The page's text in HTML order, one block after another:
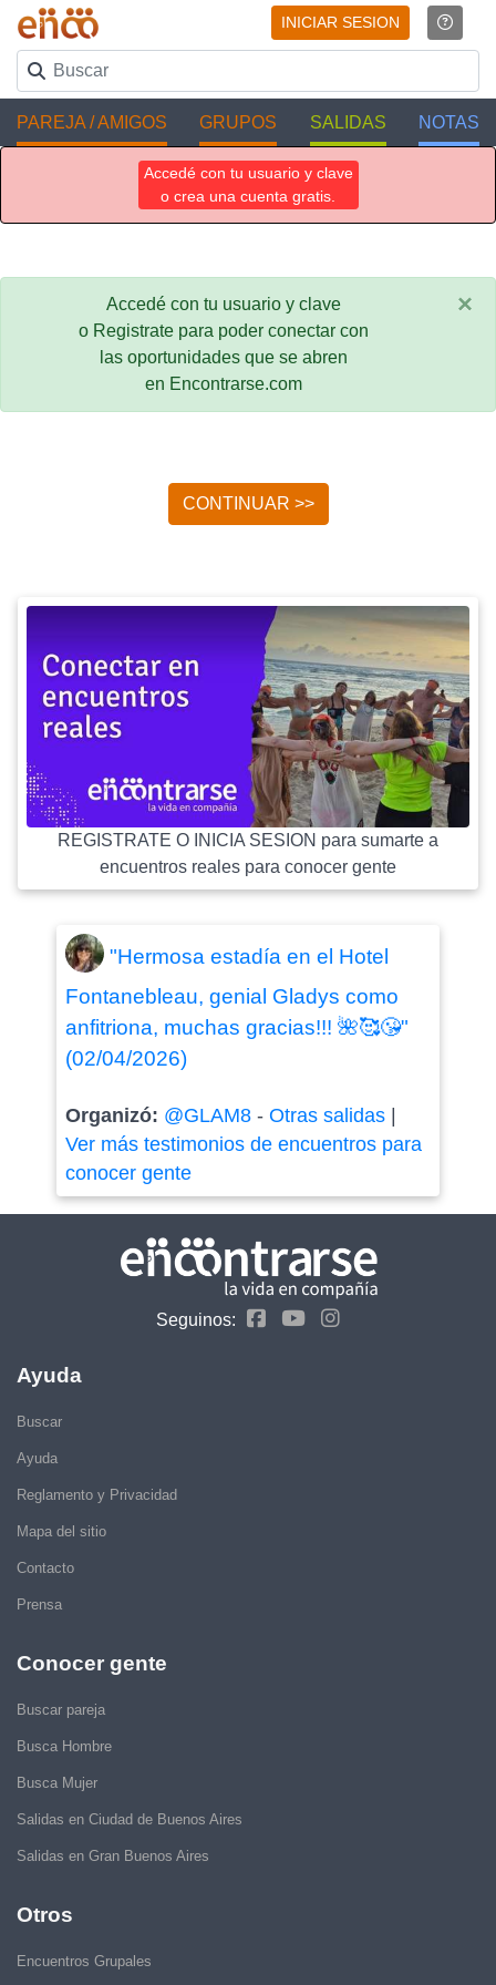
INICIAR SESION
PAREJA / AMIGOS GRUPOS SALIDAS NOTAS
Accedé con tu usuario y clave
o crea una cuenta gratis.
Accedé con tu usuario y clave
o Registrate para poder conectar con
las oportunidades que se abren
en Encontrarse.com
×
CONTINUAR >>
REGISTRATE O INICIA SESION para sumarte a
encuentros reales para conocer gente
"Hermosa estadía en el Hotel
Fontanebleau, genial Gladys como
anfitriona, muchas gracias!!! 🌺🥰😘"
(02/04/2026)
Organizó: @GLAM8- Otras salidas|
Ver más testimonios de encuentros para
conocer gente
Seguinos:
Ayuda
Buscar
Ayuda
Reglamento y Privacidad
Mapa del sitio
Contacto
Prensa
Conocer gente
Buscar pareja
Busca Hombre
Busca Mujer
Salidas en Ciudad de Buenos Aires
Salidas en Gran Buenos Aires
Otros
Encuentros Grupales